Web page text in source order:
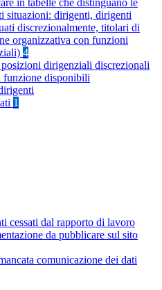
in tabelle che distinguano le
situazioni: dirigenti, dirigenti
discrezionalmente, titolari di
organizzativa con funzioni
4
dirigenziali discrezionali
funzione disponibili
1
cessati dal rapporto di lavoro
da pubblicare sul sito
comunicazione dei dati